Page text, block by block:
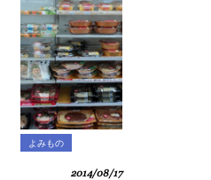
が検出！
よみもの
2014/08/17